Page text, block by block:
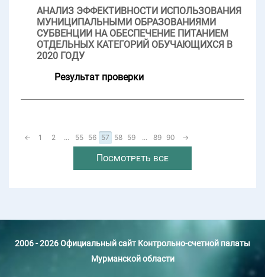
АНАЛИЗ ЭФФЕКТИВНОСТИ ИСПОЛЬЗОВАНИЯ
МУНИЦИПАЛЬНЫМИ ОБРАЗОВАНИЯМИ
СУБВЕНЦИИ НА ОБЕСПЕЧЕНИЕ ПИТАНИЕМ
ОТДЕЛЬНЫХ КАТЕГОРИЙ ОБУЧАЮЩИХСЯ В
2020 ГОДУ
Результат проверки
← 1 2 ... 55 56 57 58 59 ... 89 90 →
Посмотреть все
2006 - 2026 Официальный сайт Контрольно-счетной палаты
Мурманской области